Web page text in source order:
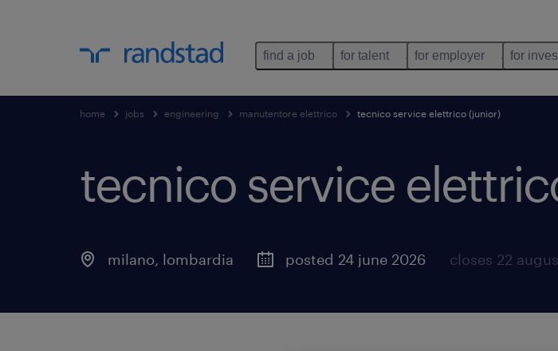
find a job for talent for employer for
home jobs engineering manutentore elettrico tecnico service elettrico (junior)
tecnico service
milano, lombardia posted 24 june 2026 closes 22